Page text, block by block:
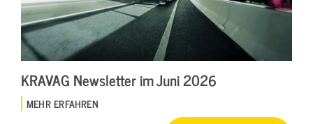
KRAVAG Newsletter im Juni 2026
MEHR ERFAHREN